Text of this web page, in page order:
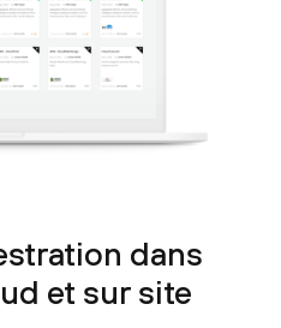
dans
et sur site